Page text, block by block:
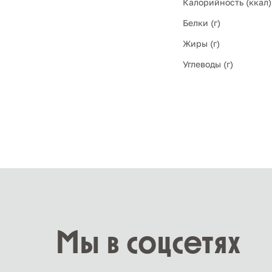
Калорийность (ккал)
Белки (г)
Жиры (г)
Углеводы (г)
Мы в соцсетях